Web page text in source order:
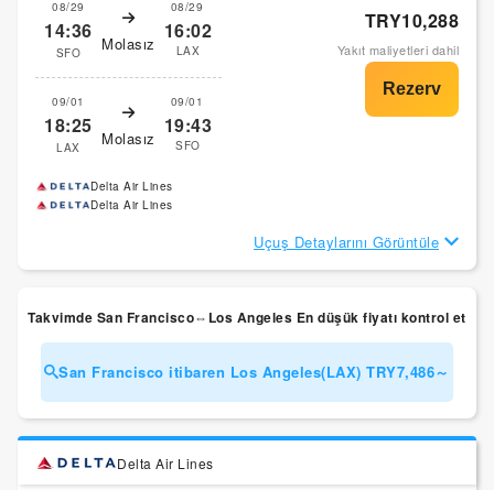
08/29
14:36
SFO Molasız
08/29
16:02
LAX
09/01
18:25
LAX Molasız
09/01
19:43
SFO
TRY10,288
Yakıt maliyetleri dahil
Delta Air Lines
Delta Air Lines
Uçuş Detaylarını Görüntüle
Takvimde San Francisco⇔Los Angeles En düşük fiyatı kontrol et
San Francisco itibaren Los Angeles(LAX) TRY7,486～
Delta Air Lines